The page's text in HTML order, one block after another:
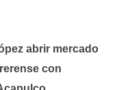
abrir mercado
con